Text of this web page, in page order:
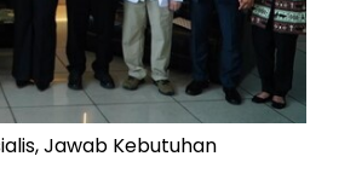
Jawab Kebutuhan